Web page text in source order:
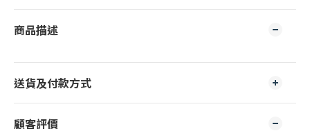
商品描述
送貨及付款方式
顧客評價